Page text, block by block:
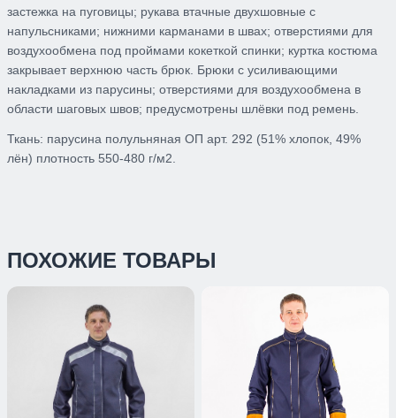
застежка на пуговицы; рукава втачные двухшовные с
напульсниками; нижними карманами в швах; отверстиями для
воздухообмена под проймами кокеткой спинки; куртка костюма
закрывает верхнюю часть брюк. Брюки с усиливающими
накладками из парусины; отверстиями для воздухообмена в
области шаговых швов; предусмотрены шлёвки под ремень.
Ткань: парусина полульняная ОП арт. 292 (51% хлопок, 49%
лён) плотность 550-480 г/м2.
ПОХОЖИЕ ТОВАРЫ